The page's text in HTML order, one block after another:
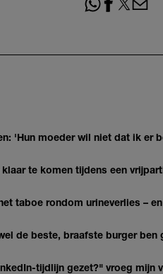
'Hun moeder wil niet dat ik er
te komen tijdens een
taboe rondom urineverlies –
de beste, braafste burger ben
tijdlijn gezet?" vroeg mijn